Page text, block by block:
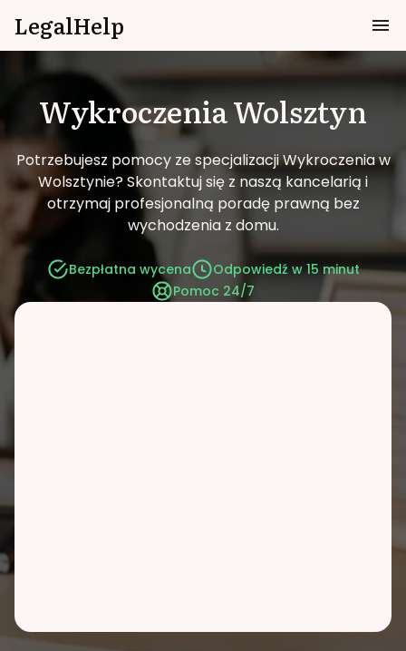
LegalHelp
WykroczeniaWolsztyn
Potrzebujesz pomocy ze specjalizacji Wykroczenia w
Wolsztynie?Skontaktuj się z naszą kancelarią i
otrzymaj profesjonalną poradę prawną bez
wychodzenia z domu.
Bezpłatna wycena
Odpowiedź w 15 minut
Pomoc 24/7